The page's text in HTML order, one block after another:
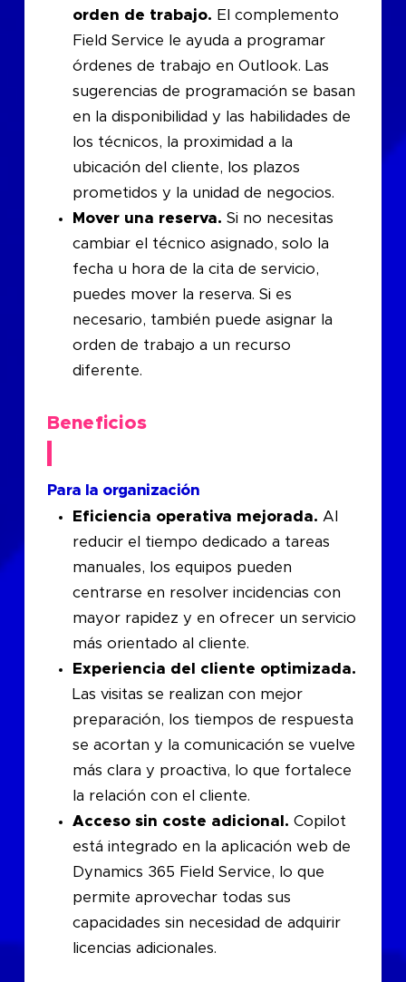
orden de trabajo. El complemento
Field Service le ayuda a programar
órdenes de trabajo en Outlook. Las
sugerencias de programación se basan
en la disponibilidad y las habilidades de
los técnicos, la proximidad a la
ubicación del cliente, los plazos
prometidos y la unidad de negocios.
Mover una reserva. Si no necesitas
cambiar el técnico asignado, solo la
fecha u hora de la cita de servicio,
puedes mover la reserva. Si es
necesario, también puede asignar la
orden de trabajo a un recurso
diferente.
Beneficios
Para la organización
Eficiencia operativa mejorada. Al
reducir el tiempo dedicado a tareas
manuales, los equipos pueden
centrarse en resolver incidencias con
mayor rapidez y en ofrecer un servicio
más orientado al cliente.
Experiencia del cliente optimizada.
Las visitas se realizan con mejor
preparación, los tiempos de respuesta
se acortan y la comunicación se vuelve
más clara y proactiva, lo que fortalece
la relación con el cliente.
Acceso sin coste adicional. Copilot
está integrado en la aplicación web de
Dynamics 365 Field Service, lo que
permite aprovechar todas sus
capacidades sin necesidad de adquirir
licencias adicionales.